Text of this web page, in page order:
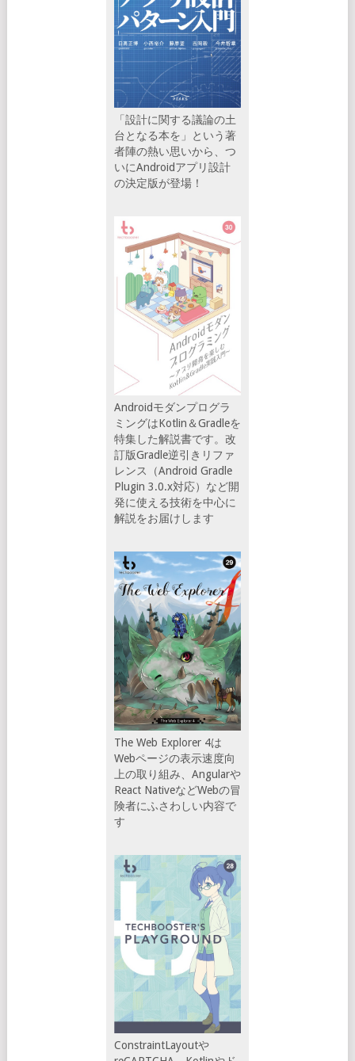
「設計に関する議論の土
台となる本を」という著
者陣の熱い思いから、つ
いにAndroidアプリ設計
の決定版が登場！
Androidモダンプログラ
ミングはKotlin＆Gradleを
特集した解説書です。改
訂版Gradle逆引きリファ
レンス（Android Gradle
Plugin 3.0.x対応）など開
発に使える技術を中心に
解説をお届けします
The Web Explorer 4は
Webページの表示速度向
上の取り組み、Angularや
React NativeなどWebの冒
険者にふさわしい内容で
す
ConstraintLayoutや